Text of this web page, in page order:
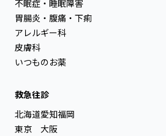
不眠症・睡眠障害
胃腸炎・腹痛・下痢
アレルギー科
皮膚科
いつものお薬
救急往診
北海道
東京
愛知
大阪
福岡